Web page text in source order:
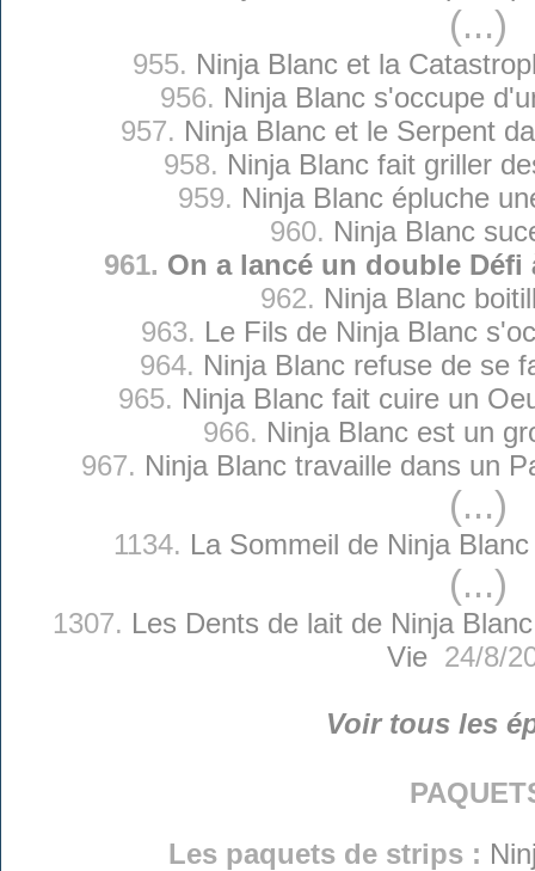
(...)
955. Ninja Blanc et la
956. Ninja Blanc s'occupe
957. Ninja Blanc et le Serpent
958. Ninja Blanc fait griller
959. Ninja Blanc épluche
960. Ninja Blanc
961. On a lancé un double Défi
962. Ninja Blanc
963. Le Fils de Ninja Blanc
964. Ninja Blanc refuse de se
965. Ninja Blanc fait cuire un
966. Ninja Blanc est un
967. Ninja Blanc travaille dans un
(...)
1134. La Sommeil de Ninja
(...)
1307. Les Dents de lait de Ninja
Vie24/8/
Voir tous les
Les paquets de strips :